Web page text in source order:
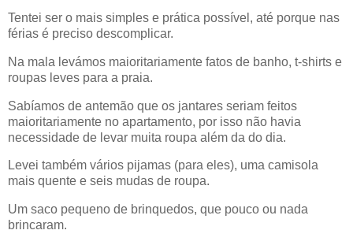
Tentei ser o mais simples e prática possível, até porque nas
férias é preciso descomplicar.
Na mala levámos maioritariamente fatos de banho, t-shirts e
roupas leves para a praia.
Sabíamos de antemão que os jantares seriam feitos
maioritariamente no apartamento, por isso não havia
necessidade de levar muita roupa além da do dia.
Levei também vários pijamas (para eles), uma camisola
mais quente e seis mudas de roupa.
Um saco pequeno de brinquedos, que pouco ou nada
brincaram.